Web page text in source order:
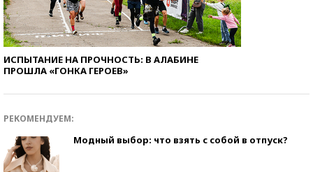
ИСПЫТАНИЕ НА ПРОЧНОСТЬ: В АЛАБИНЕ
ПРОШЛА «ГОНКА ГЕРОЕВ»
РЕКОМЕНДУЕМ:
Модный выбор: что взять с собой в отпуск?